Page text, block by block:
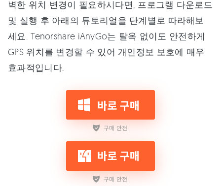
벽한 위치 변경이 필요하시다면, 프로그램 다운로드
및 실행 후 아래의 튜토리얼을 단계별로 따라해보
세요. Tenorshare iAnyGo는 탈옥 없이도 안전하게
GPS 위치를 변경할 수 있어 개인정보 보호에 매우
효과적입니다.